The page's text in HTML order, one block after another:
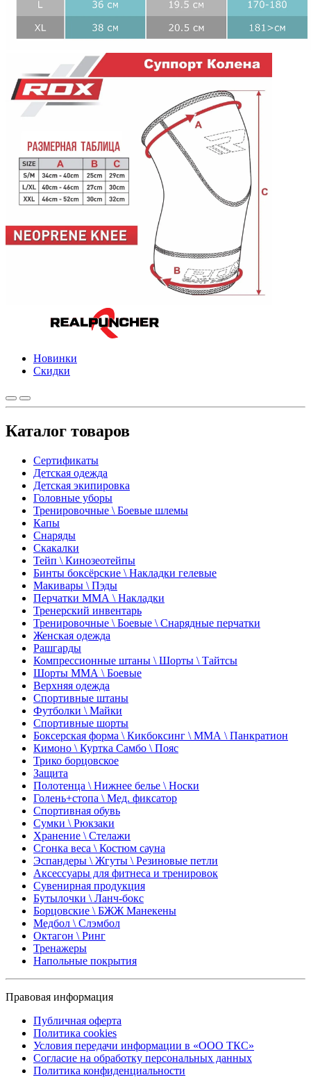
Новинки
Скидки
Каталог товаров
Сертификаты
Детская одежда
Детская экипировка
Головные уборы
Тренировочные \ Боевые шлемы
Капы
Снаряды
Скакалки
Тейп \ Кинозеотейпы
Бинты боксёрские \ Накладки гелевые
Макивары \ Пэды
Перчатки ММА \ Накладки
Тренерский инвентарь
Тренировочные \ Боевые \ Снарядные перчатки
Женская одежда
Рашгарды
Компрессионные штаны \ Шорты \ Тайтсы
Шорты ММА \ Боевые
Верхняя одежда
Спортивные штаны
Футболки \ Майки
Спортивные шорты
Боксерская форма \ Кикбоксинг \ ММА \ Панкратион
Кимоно \ Куртка Самбо \ Пояс
Трико борцовское
Защита
Полотенца \ Нижнее белье \ Носки
Голень+стопа \ Мед. фиксатор
Спортивная обувь
Сумки \ Рюкзаки
Хранение \ Стелажи
Сгонка веса \ Костюм сауна
Эспандеры \ Жгуты \ Резиновые петли
Аксессуары для фитнеса и тренировок
Сувенирная продукция
Бутылочки \ Ланч-бокс
Борцовские \ БЖЖ Манекены
Медбол \ Слэмбол
Октагон \ Ринг
Тренажеры
Напольные покрытия
Правовая информация
Публичная оферта
Политика cookies
Условия передачи информации в «ООО ТКС»
Согласие на обработку персональных данных
Политика конфиденциальности